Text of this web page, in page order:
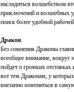
насладиться волшебством
приключений и волшебных
поиск более удобной
Дракон.
Без сомнения Драконы
всеобщее внимание, вокруг
пойдет о громких
вот тем Драконам, у
внезапно измениться в